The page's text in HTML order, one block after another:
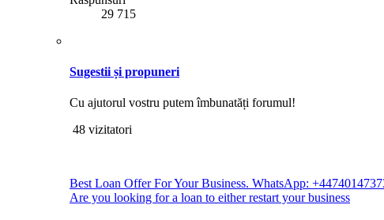
29 715
Sugestii și propuneri
Cu ajutorul vostru putem îmbunatăți forumul!
48 vizitatori
Best Loan Offer For Your Business. WhatsApp:
Are you looking for a loan to either restart your business